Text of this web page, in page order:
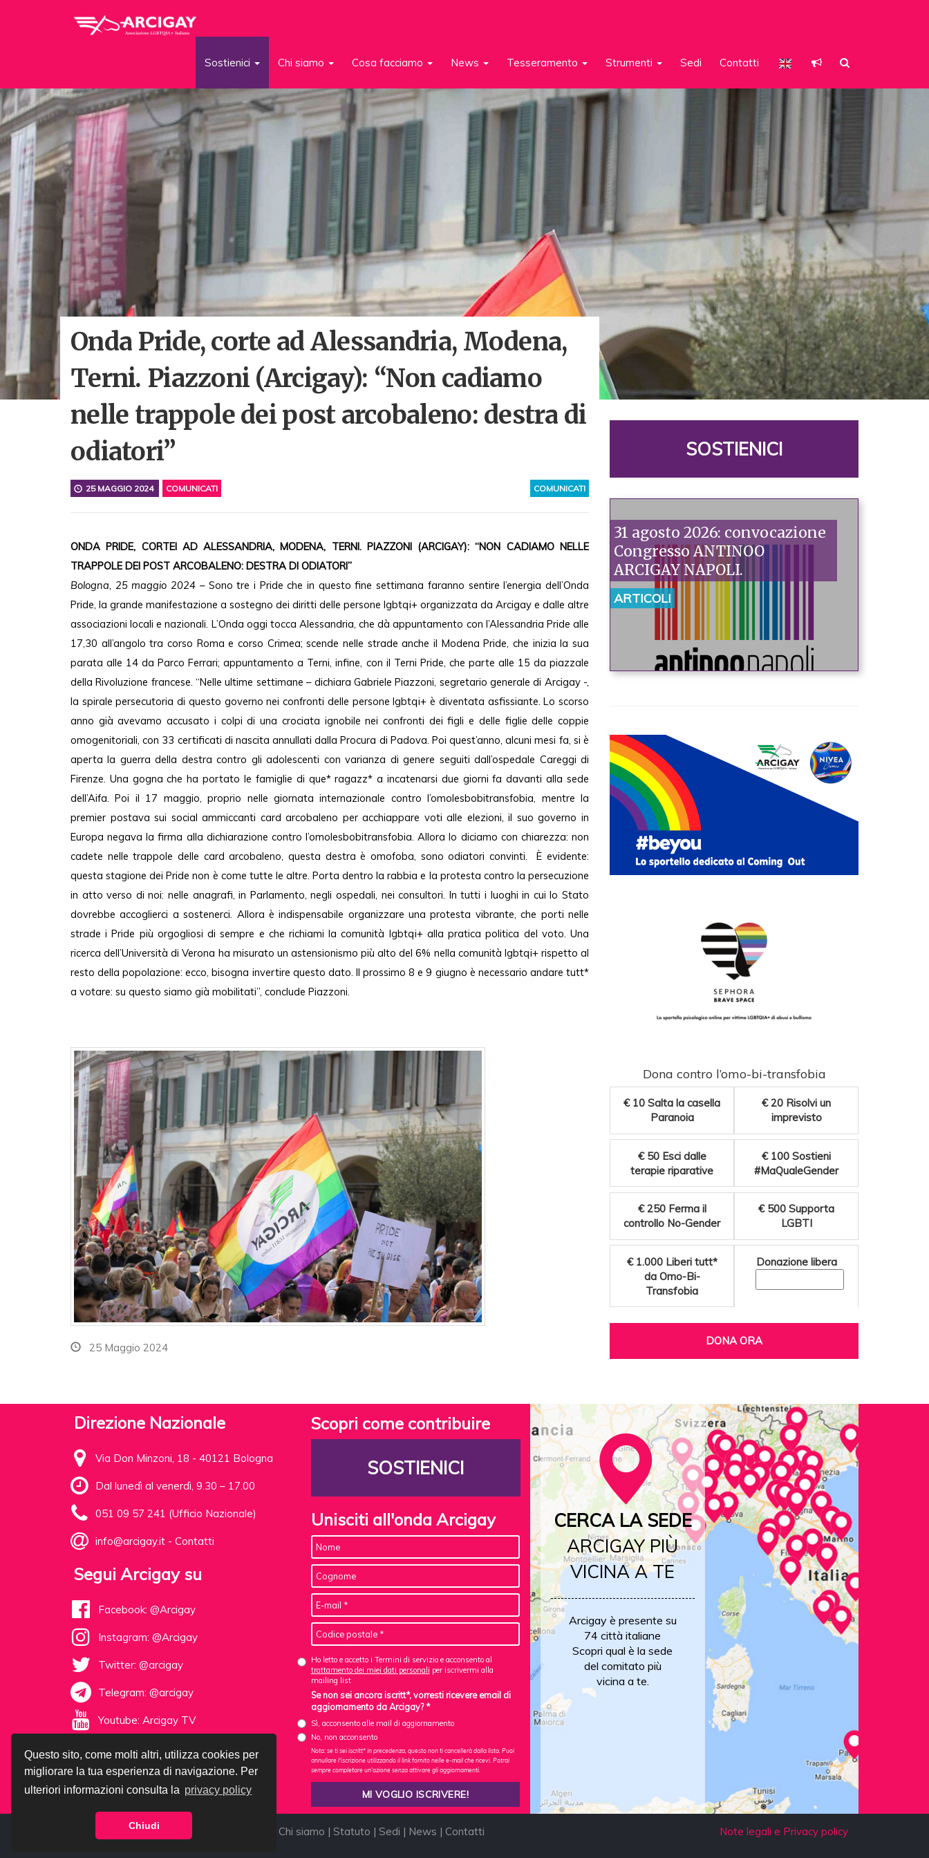
Questo sito, come molti altri, utilizza cookies per
migliorare la tua esperienza di navigazione. Per
ulteriori informazioni consulta la privacy policy
Chiudi
Sostienici Chi siamo Cosa facciamo News Tesseramento Strumenti Sedi Contatti
Onda Pride, corte ad Alessandria, Modena,
Terni. Piazzoni (Arcigay): “Non cadiamo
nelle trappole dei post arcobaleno: destra di
odiatori”
COMUNICATI
25 MAGGIO 2024 COMUNICATI
ONDA PRIDE, CORTEI AD ALESSANDRIA, MODENA, TERNI. PIAZZONI (ARCIGAY): “NON CADIAMO NELLE
TRAPPOLE DEI POST ARCOBALENO: DESTRA DI ODIATORI”
Bologna, 25 maggio 2024 – Sono tre i Pride che in questo fine settimana faranno sentire l’energia dell’Onda
Pride, la grande manifestazione a sostegno dei diritti delle persone lgbtqi+ organizzata da Arcigay e dalle altre
associazioni locali e nazionali. L’Onda oggi tocca Alessandria, che dà appuntamento con l’Alessandria Pride alle
17,30 all’angolo tra corso Roma e corso Crimea; scende nelle strade anche il Modena Pride, che inizia la sua
parata alle 14 da Parco Ferrari; appuntamento a Terni, infine, con il Terni Pride, che parte alle 15 da piazzale
della Rivoluzione francese. “Nelle ultime settimane – dichiara Gabriele Piazzoni, segretario generale di Arcigay -,
la spirale persecutoria di questo governo nei confronti delle persone lgbtqi+ è diventata asfissiante. Lo scorso
anno già avevamo accusato i colpi di una crociata ignobile nei confronti dei figli e delle figlie delle coppie
omogenitoriali, con 33 certificati di nascita annullati dalla Procura di Padova. Poi quest’anno, alcuni mesi fa, si è
aperta la guerra della destra contro gli adolescenti con varianza di genere seguiti dall’ospedale Careggi di
Firenze. Una gogna che ha portato le famiglie di que* ragazz* a incatenarsi due giorni fa davanti alla sede
dell’Aifa. Poi il 17 maggio, proprio nelle giornata internazionale contro l’omolesbobitransfobia, mentre la
premier postava sui social ammiccanti card arcobaleno per acchiappare voti alle elezioni, il suo governo in
Europa negava la firma alla dichiarazione contro l’omolesbobitransfobia. Allora lo diciamo con chiarezza: non
cadete nelle trappole delle card arcobaleno, questa destra è omofoba, sono odiatori convinti. È evidente:
questa stagione dei Pride non è come tutte le altre. Porta dentro la rabbia e la protesta contro la persecuzione
in atto verso di noi: nelle anagrafi, in Parlamento, negli ospedali, nei consultori. In tutti i luoghi in cui lo Stato
dovrebbe accoglierci a sostenerci. Allora è indispensabile organizzare una protesta vibrante, che porti nelle
strade i Pride più orgogliosi di sempre e che richiami la comunità lgbtqi+ alla pratica politica del voto. Una
ricerca dell’Università di Verona ha misurato un astensionismo più alto del 6% nella comunità lgbtqi+ rispetto al
resto della popolazione: ecco, bisogna invertire questo dato. Il prossimo 8 e 9 giugno è necessario andare tutt*
a votare: su questo siamo già mobilitati”, conclude Piazzoni.
25 Maggio 2024
SOSTIENICI
31 agosto 2026: convocazione
Congresso ANTINOO
ARCIGAY NAPOLI.
ARTICOLI
Dona contro l’omo-bi-transfobia
€ 10 Salta la casella
Paranoia
€ 20 Risolvi un
imprevisto
€ 50 Esci dalle
terapie riparative
€ 100 Sostieni
#MaQualeGender
€ 250 Ferma il
controllo No-Gender
€ 500 Supporta
LGBTI
€ 1.000 Liberi tutt*
da Omo-Bi-
Transfobia
Donazione libera
DONA ORA
Direzione Nazionale
Via Don Minzoni, 18 - 40121 Bologna
Dal lunedì al venerdì, 9.30 – 17.00
051 09 57 241 (Ufficio Nazionale)
info@arcigay.it - Contatti
Segui Arcigay su
Facebook: @Arcigay
Instagram: @Arcigay
Twitter: @arcigay
Telegram: @arcigay
Youtube: Arcigay TV
Scopri come contribuire
SOSTIENICI
Unisciti all'onda Arcigay
Ho letto e accetto i Termini di servizio e acconsento al
trattamento dei miei dati personali per iscrivermi alla
mailing list
Se non sei ancora iscritt*, vorresti ricevere email di
aggiornamento da Arcigay? *
Sì, acconsento alle mail di aggiornamento
No, non acconsento
Nota: se ti sei iscritt* in precedenza, questo non ti cancellerà dalla lista. Puoi
annullare l'iscrizione utilizzando il link fornito nelle e-mail che ricevi. Potrai
sempre completare un'azione senza attivare gli aggiornamenti.
CERCA LA SEDE
ARCIGAY PIÙ
VICINA A TE
Arcigay è presente su
74 città italiane
Scopri qual è la sede
del comitato più
vicina a te.
©1985-2026 Arcigay - C.F. 92017780377 | Chi siamo | Statuto | Sedi | News | Contatti Note legali e Privacy policy